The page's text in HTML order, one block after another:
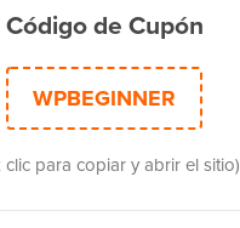
Código de Cupón
WPBEGINNER
clic para copiar y abrir el sitio)